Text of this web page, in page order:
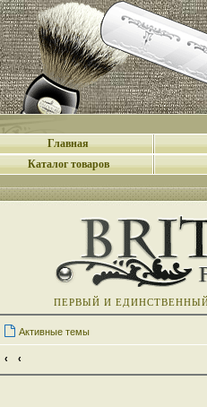
Главная
Каталог товаров
ПЕРВЫЙ И
Активные темы